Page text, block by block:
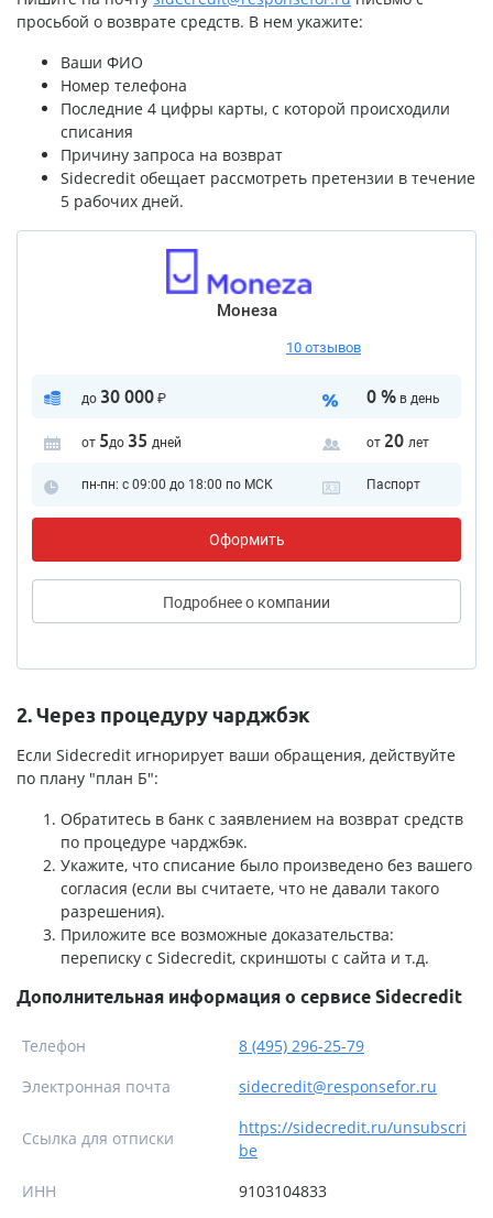
просьбой о возврате средств. В нем укажите:
Ваши ФИО
Номер телефона
Последние 4 цифры карты, с которой происходили
списания
Причину запроса на возврат
Sidecredit обещает рассмотреть претензии в течение
5 рабочих дней.
Монеза
10 отзывов
до 30 000₽ 0 %в день
от 5до 35 дней от 20 лет
пн-пн: с 09:00 до 18:00 по МСК Паспорт
Оформить
Подробнеео компании
2. Через процедуру чарджбэк
Если Sidecredit игнорирует ваши обращения, действуйте
по плану "план Б":
Обратитесь в банк с заявлением на возврат средств
по процедуре чарджбэк.
Укажите, что списание было произведено без вашего
согласия (если вы считаете, что не давали такого
разрешения).
Приложите все возможные доказательства:
переписку с Sidecredit, скриншоты с сайта и т.д.
Дополнительная информация о сервисе Sidecredit
Телефон
8 (495) 296-25-79
Электронная почта
sidecredit@responsefor.ru
Ссылка для отписки
https://sidecredit.ru/unsubscri
be
ИНН
9103104833